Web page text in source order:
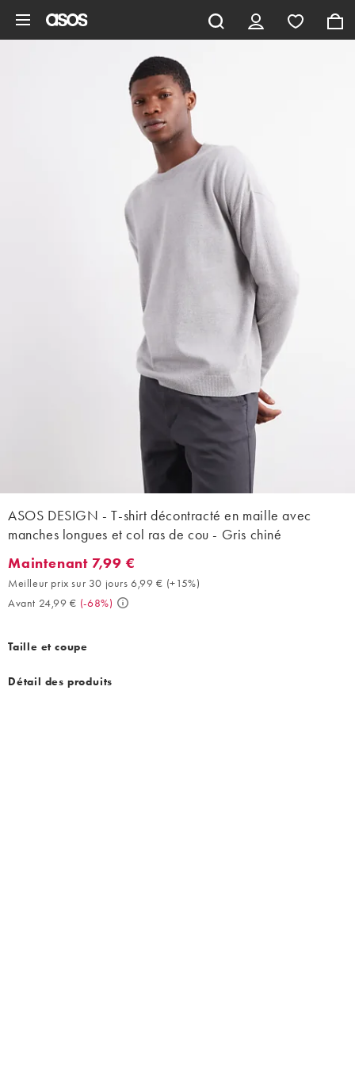
ASOS DESIGN - T-shirt décontracté en maille avec
manches longues et col ras de cou - Gris chiné
Maintenant 7,99 €. Meilleur prix sur 30 jours 6,99 € (+15%).
Maintenant 7,99 €
Meilleur prix sur 30 jours 6,99 € (+15%)
Avant 24,99 € (-68%)
Taille et coupe
Détail des produits